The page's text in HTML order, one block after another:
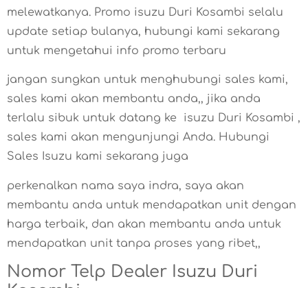
melewatkanya. Promo isuzu Duri Kosambi selalu
update setiap bulanya, hubungi kami sekarang
untuk mengetahui info promo terbaru
jangan sungkan untuk menghubungi sales kami,
sales kami akan membantu anda,, jika anda
terlalu sibuk untuk datang ke isuzu Duri Kosambi ,
sales kami akan mengunjungi Anda. Hubungi
Sales Isuzu kami sekarang juga
perkenalkan nama saya indra, saya akan
membantu anda untuk mendapatkan unit dengan
harga terbaik, dan akan membantu anda untuk
mendapatkan unit tanpa proses yang ribet,,
Nomor Telp Dealer Isuzu Duri